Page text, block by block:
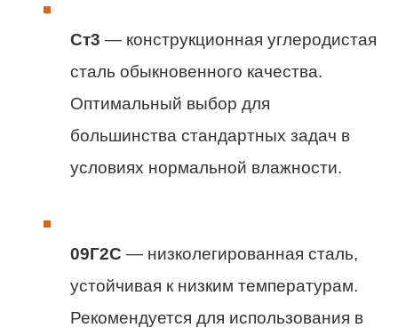
Ст3 — конструкционная углеродистая
сталь обыкновенного качества.
Оптимальный выбор для
большинства стандартных задач в
условиях нормальной влажности.
09Г2С — низколегированная сталь,
устойчивая к низким температурам.
Рекомендуется для использования в